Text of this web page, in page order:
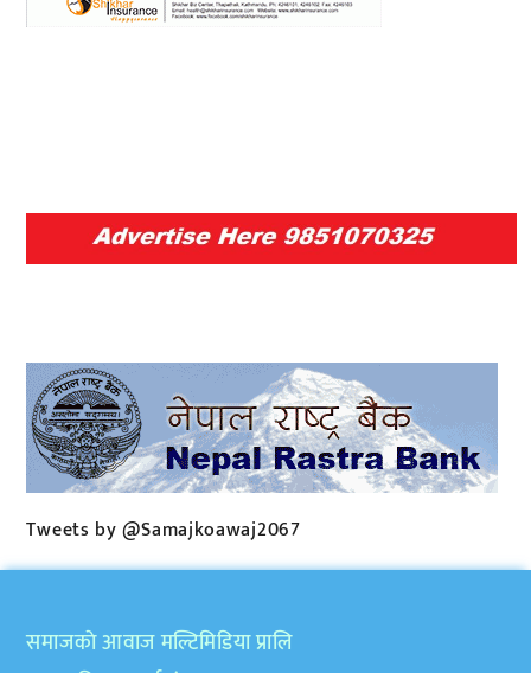
Tweets by @Samajkoawaj2067
समाजकाे आवाज मल्टिमिडिया प्रालि